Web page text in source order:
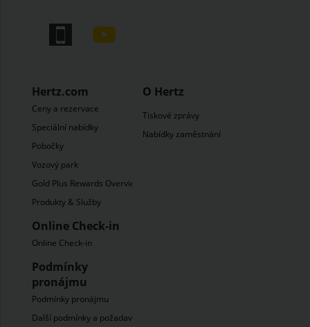
Hertz.com
Ceny a rezervace
Speciální nabídky
Pobočky
Vozový park
Gold Plus Rewards Overview
Produkty & Služby
Online Check-in
Online Check-in
Podmínky
pronájmu
Podmínky pronájmu
Další podmínky a požadavky
O Hertz
Tiskové zprávy
Nabídky zaměstnání